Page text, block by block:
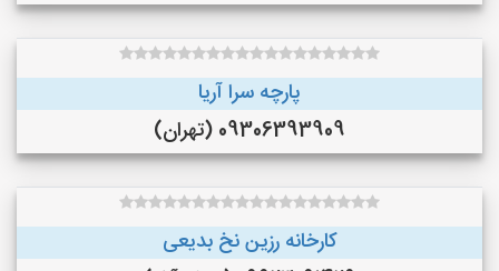
پارچه سرا آریا
09306393909 (تهران)
کارخانه رزین نخ بدیعی